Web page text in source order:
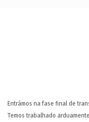
Entrámos na fase final de
Temos trabalhado